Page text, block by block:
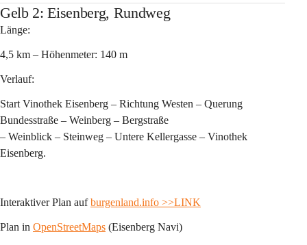
Gelb 2: Eisenberg, Rundweg
Länge:
4,5 km – Höhenmeter: 140 m
Verlauf:
Start Vinothek Eisenberg – Richtung Westen – Querung
Bundesstraße – Weinberg – Bergstraße
– Weinblick – Steinweg – Untere Kellergasse – Vinothek
Eisenberg.
Interaktiver Plan auf burgenland.info >>LINK
Plan in OpenStreetMaps (Eisenberg Navi)